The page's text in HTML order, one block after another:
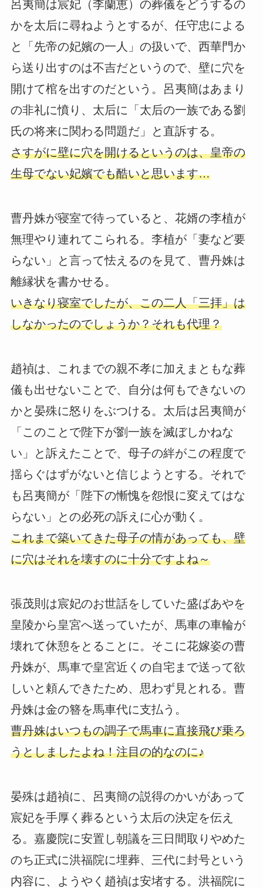
呂夷簡は宸妃（李蘭恵）の葬儀をどうするの
かを太后に尋ねようとするが、任守忠による
と「先帝の妃嬪の一人」の扱いで、西華門か
ら送り出すのは不吉だというので、壁に穴を
開けて棺を出すのだという。呂夷簡はあまり
の非礼に憤り、太后に「太后の一族である劉
氏の将来に関わる問題だ」と直訴する。
さすがに壁に穴を開けるというのは、皇帝の
生母でない妃嬪でも酷いと思います…
曹丹姝が寝室で待っていると、花婿の李植が
無理やり連れてこられる。李植が「妻など要
らない」と言って怯えるのを見て、曹丹姝は
離縁状を書かせる。
いきなり寝室でしたが、この二人「三拝」は
しなかったのでしょうか？それも代理？
趙禎は、これまでの親不孝に加えまともな葬
儀も出せないことで、自分は何もできないの
かと晏殊に怒りをぶつける。太后は呂夷簡が
「このことで陛下が劉一族を滅ぼしかねな
い」と訴えたことで、母子の絆がこの程度で
揺らぐはずがないと信じようとする。それで
も呂夷簡が「陛下の慚愧を怨恨に変えてはな
らない」との必死の訴えに心が動く。
これまで築いてきた母子の情があっても、壁
に穴はそれを壊すのに十分ですよね～
張茂則は宸妃のお世話をしていた盛ばあやを
皇陵から皇宮へ送っていたが、馬車の車輪が
壊れて休憩をとることに。そこに花嫁姿の曹
丹姝が、馬車で皇宮近くの自宅まで送って欲
しいと頼んできたため、思わず見とれる。曹
丹姝は金の簪を馬車代に支払う。
曹丹姝はいつもの調子で馬車に直接飛び乗ろ
うとしましたよね！注目の的なのに♪
晏殊は趙禎に、呂夷簡の説得のかいがあって
宸妃を手厚く葬るという太后の決定を伝え
る。嘉慶院に安置し朝議を三日間取りやめた
のち正式に洪福院に埋葬、三代に封号という
内容に、ようやく趙禎は安堵する。洪福院に